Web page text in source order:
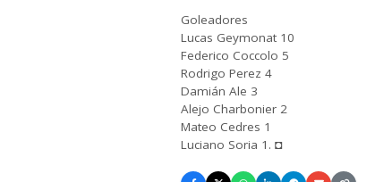
Goleadores
Lucas Geymonat 10
Federico Coccolo 5
Rodrigo Perez 4
Damián Ale 3
Alejo Charbonier 2
Mateo Cedres 1
Luciano Soria 1. ◘